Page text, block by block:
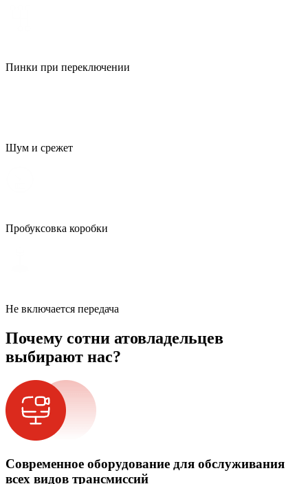
Пинки при переключении
Шум и срежет
Пробуксовка коробки
Не включается передача
Почему сотни атовладельцев
выбирают нас?
Современное оборудование для обслуживания
всех видов трансмиссий